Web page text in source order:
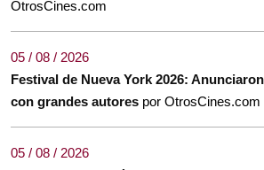
OtrosCines.com
05 / 08 / 2026
Festival de Nueva York 2026:
con grandes autores por OtrosCines.com
05 / 08 / 2026